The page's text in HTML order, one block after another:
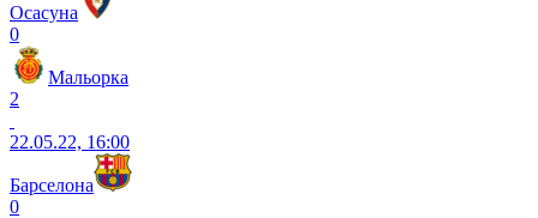
Осасуна
0
Мальорка
2
22.05.22, 16:00
Барселона
0